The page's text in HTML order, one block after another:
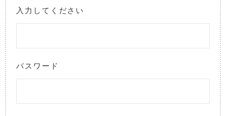
入力してください
パスワード